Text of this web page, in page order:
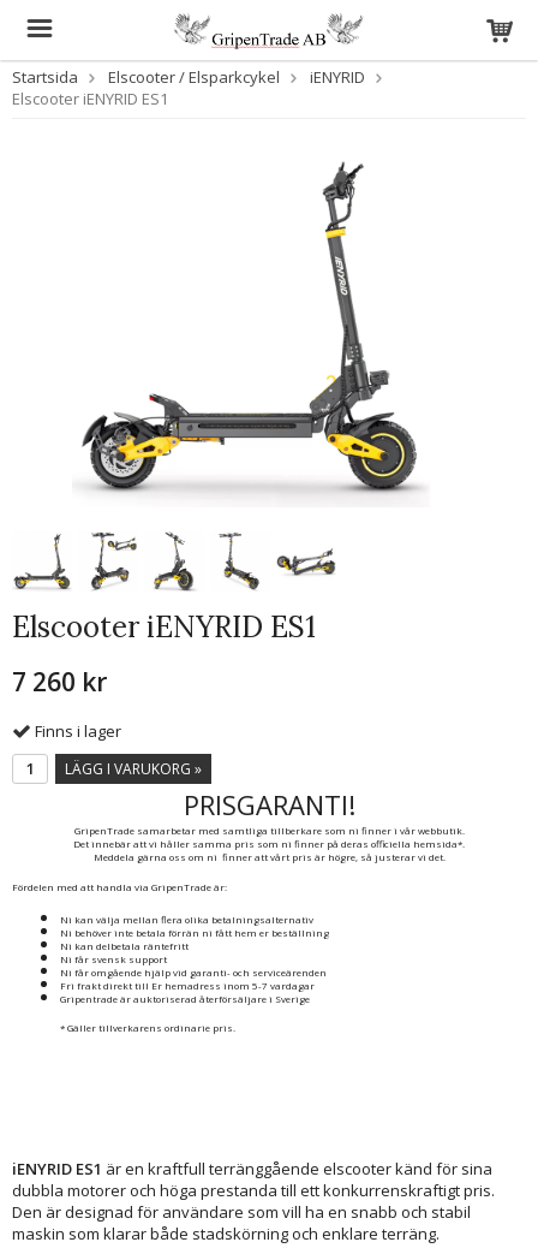
Startsida Elscooter / Elsparkcykel
iENYRID
Elscooter iENYRID ES1
Elscooter iENYRID ES1
7 260 kr
Finns i lager
LÄGG I VARUKORG »
PRISGARANTI!
GripenTrade samarbetar med samtliga tillberkare som ni finner i vår webbutik.
Det innebär att vi håller samma pris som ni finner på deras officiella hemsida*.
Meddela gärna oss om ni finner att vårt pris är högre, så justerar vi det.
Fördelen med att handla via GripenTrade är:
Ni kan välja mellan flera olika betalningsalternativ
Ni behöver inte betala förrän ni fått hem er beställning
Ni kan delbetala räntefritt
Ni får svensk support
Ni får omgående hjälp vid garanti- och serviceärenden
Fri frakt direkt till Er hemadress inom 5-7 vardagar
Gripentrade är auktoriserad återförsäljare i Sverige
* Gäller tillverkarens ordinarie pris.
iENYRID ES1 är en kraftfull terränggående elscooter känd för sina
dubbla motorer och höga prestanda till ett konkurrenskraftigt pris.
Den är designad för användare som vill ha en snabb och stabil
maskin som klarar både stadskörning och enklare terräng.